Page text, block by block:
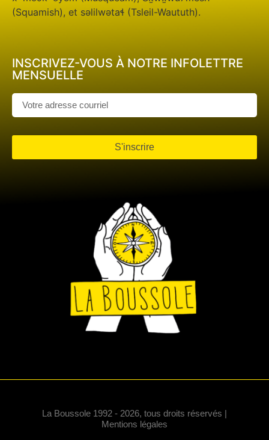
(Squamish), et səlilwətaɬ (Tsleil-Waututh).
INSCRIVEZ-VOUS À NOTRE INFOLETTRE
MENSUELLE
S'inscrire
La Boussole 1992 - 2026, tous droits réservés |
Mentions légales